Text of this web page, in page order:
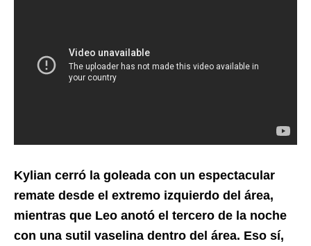
Kylian cerró la goleada con un espectacular
remate desde el extremo izquierdo del área,
mientras que Leo anotó el tercero de la noche
con una sutil vaselina dentro del área. Eso sí,